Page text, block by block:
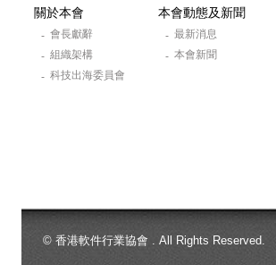
關於本會
- 會長獻辭
- 組織架構
- 科技出海委員會
本會動態及新聞
- 最新消息
- 本會新聞
© 香港軟件行業協會 . All Rights Reserved.